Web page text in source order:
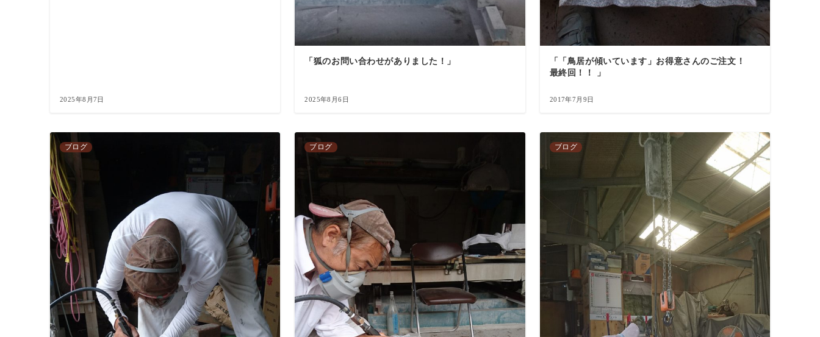
2025年8月7日
「狐のお問い合わせがありました！」
2025年8月6日
「「鳥居が傾いています」お得意さんのご注文！
最終回！！ 」
2017年7月9日
ブログ ブログ ブログ